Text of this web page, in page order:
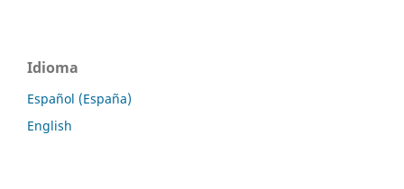
Idioma
Español (España)
English